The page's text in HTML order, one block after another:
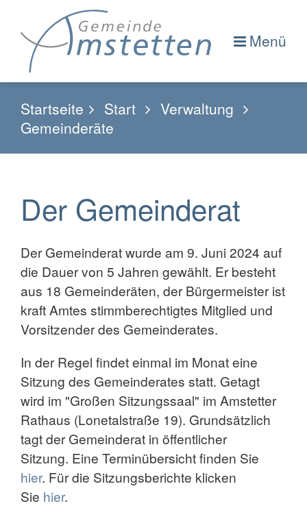
Menü
Startseite Start
Verwaltung
Gemeinderäte
Der Gemeinderat
Der Gemeinderat wurde am 9. Juni 2024 auf
die Dauer von 5 Jahren gewählt. Er besteht
aus 18 Gemeinderäten, der Bürgermeister ist
kraft Amtes stimmberechtigtes Mitglied und
Vorsitzender des Gemeinderates.
In der Regel findet einmal im Monat eine
Sitzung des Gemeinderates statt. Getagt
wird im "Großen Sitzungssaal" im Amstetter
Rathaus (Lonetalstraße 19). Grundsätzlich
tagt der Gemeinderat in öffentlicher
Sitzung. Eine Terminübersicht finden Sie
hier. Für die Sitzungsberichte klicken
Sie hier.